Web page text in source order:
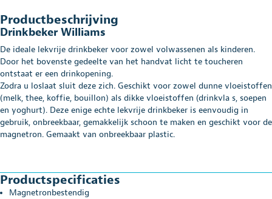
Productbeschrijving
Drinkbeker Williams
De ideale lekvrije drinkbeker voor zowel volwassenen als kinderen.
Door het bovenste gedeelte van het handvat licht te toucheren
ontstaat er een drinkopening.
Zodra u loslaat sluit deze zich. Geschikt voor zowel dunne vloeistoffen
(melk, thee, koffie, bouillon) als dikke vloeistoffen (drinkvla s, soepen
en yoghurt). Deze enige echte lekvrije drinkbeker is eenvoudig in
gebruik, onbreekbaar, gemakkelijk schoon te maken en geschikt voor de
magnetron. Gemaakt van onbreekbaar plastic.
Productspecificaties
Magnetronbestendig